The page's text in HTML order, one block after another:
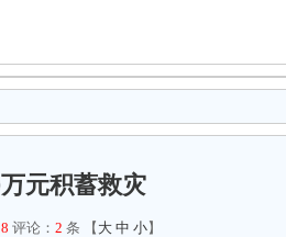
元积蓄救灾
评论： 2 条 【 大 中 小】